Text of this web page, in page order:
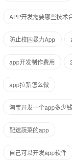
APP开发需要哪些技术
防止校园暴力App
app开发制作费用
app拉新怎么做
淘宝开发一个app多少钱
配送蔬菜的app
自己可以开发app软件